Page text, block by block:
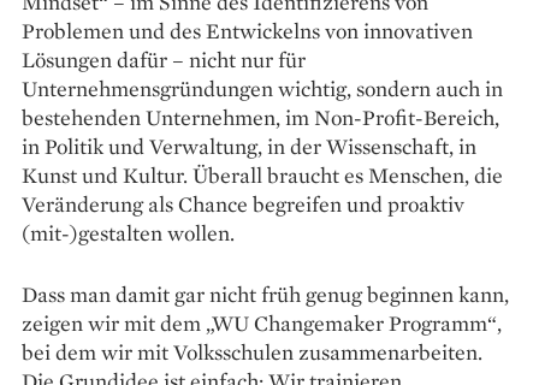
Problemen und des Entwickelns von innovativen
Lösungen dafür – nicht nur für
Unternehmensgründungen wichtig, sondern auch in
bestehenden Unternehmen, im Non-Profit-Bereich,
in Politik und Verwaltung, in der Wissenschaft, in
Kunst und Kultur. Überall braucht es Menschen, die
Veränderung als Chance begreifen und proaktiv
(mit-)gestalten wollen.
Dass man damit gar nicht früh genug beginnen kann,
zeigen wir mit dem „WU Changemaker Programm“,
bei dem wir mit Volksschulen zusammenarbeiten.